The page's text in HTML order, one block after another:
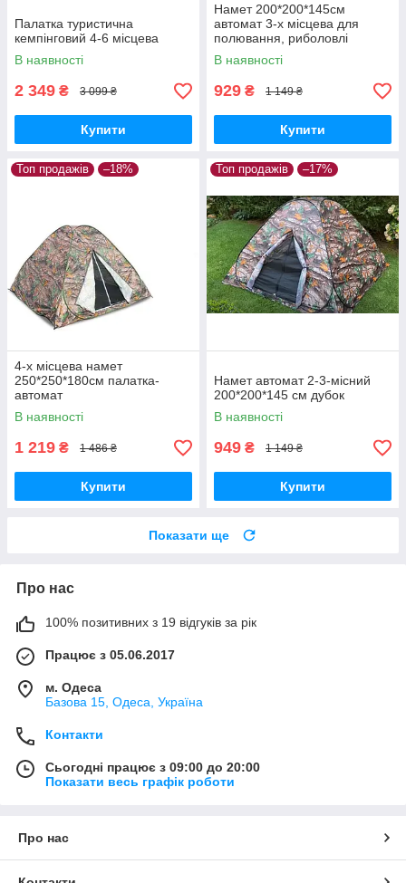
Палатка туристична
кемпінговий 4-6 місцева
В наявності
2 349 ₴ 3 099 ₴
Купити
Намет 200*200*145см
автомат 3-х місцева для
полювання, риболовлі
туризму
В наявності
929 ₴ 1 149 ₴
Купити
Топ продажів –18%
4-х місцева намет
250*250*180cм палатка-
автомат
В наявності
1 219 ₴ 1 486 ₴
Купити
Топ продажів –17%
Намет автомат 2-3-місний
200*200*145 см дубок
В наявності
949 ₴ 1 149 ₴
Купити
Показати ще
Про нас
100% позитивних з 19 відгуків за рік
Працює з 05.06.2017
м. Одеса
Базова 15, Одеса, Україна
Контакти
Сьогодні працює з 09:00 до 20:00
Показати весь графік роботи
Про нас